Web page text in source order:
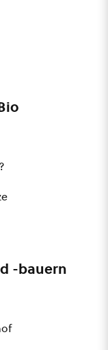
-bauern